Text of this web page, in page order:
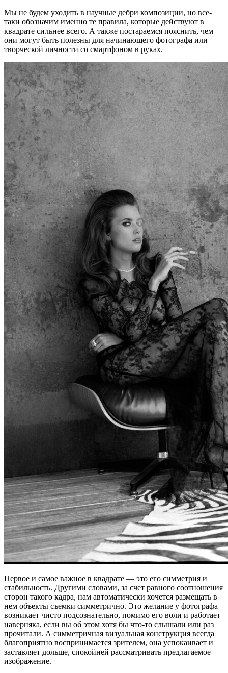
Мы не будем уходить в научные дебри композиции, но все-
таки обозначим именно те правила, которые действуют в
квадрате сильнее всего. А также постараемся пояснить, чем
они могут быть полезны для начинающего фотографа или
творческой личности со смартфоном в руках.
Первое и самое важное в квадрате — это его симметрия и
стабильность. Другими словами, за счет равного соотношения
сторон такого кадра, нам автоматически хочется размещать в
нем объекты съемки симметрично. Это желание у фотографа
возникает чисто подсознательно, помимо его воли и работает
наверняка, если вы об этом хотя бы что-то слышали или раз
прочитали. А симметричная визуальная конструкция всегда
благоприятно воспринимается зрителем, она успокаивает и
заставляет дольше, спокойней рассматривать предлагаемое
изображение.